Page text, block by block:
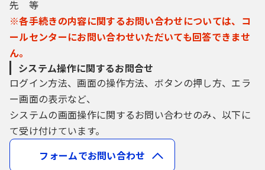
先 等
※各手続きの内容に関するお問い合わせについては、コ
ールセンターにお問い合わせいただいても回答できませ
ん。
システム操作に関するお問合せ
ログイン方法、画面の操作方法、ボタンの押し方、エラ
ー画面の表示など、
システムの画面操作に関するお問い合わせのみ、以下に
て受け付けています。
フォームでお問い合わせ